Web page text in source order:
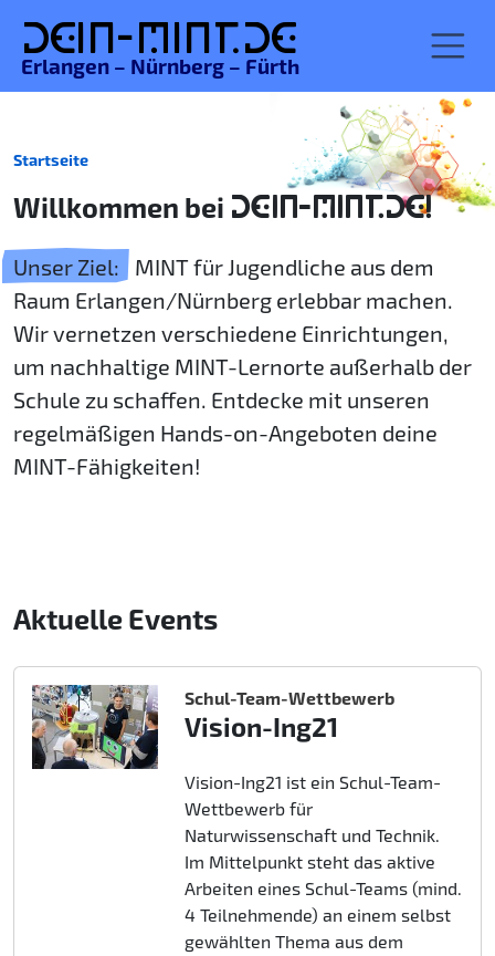
Dein-MINT.de
Erlangen – Nürnberg – Fürth
Startseite
Willkommen bei DEIN-MINT.DE!
Unser Ziel:
MINT für Jugendliche aus dem
Raum Erlangen/Nürnberg erlebbar machen.
Wir vernetzen verschiedene Einrichtungen,
um nachhaltige MINT-Lernorte außerhalb der
Schule zu schaffen. Entdecke mit unseren
regelmäßigen Hands-on-Angeboten deine
MINT-Fähigkeiten!
Aktuelle Events
Schul-Team-Wettbewerb
Vision-Ing21
Vision-Ing21 ist ein Schul-Team-
Wettbewerb für
Naturwissenschaft und Technik.
Im Mittelpunkt steht das aktive
Arbeiten eines Schul-Teams (mind.
4 Teilnehmende) an einem selbst
gewählten Thema aus dem